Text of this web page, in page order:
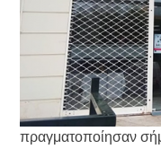
πραγματοποίησαν